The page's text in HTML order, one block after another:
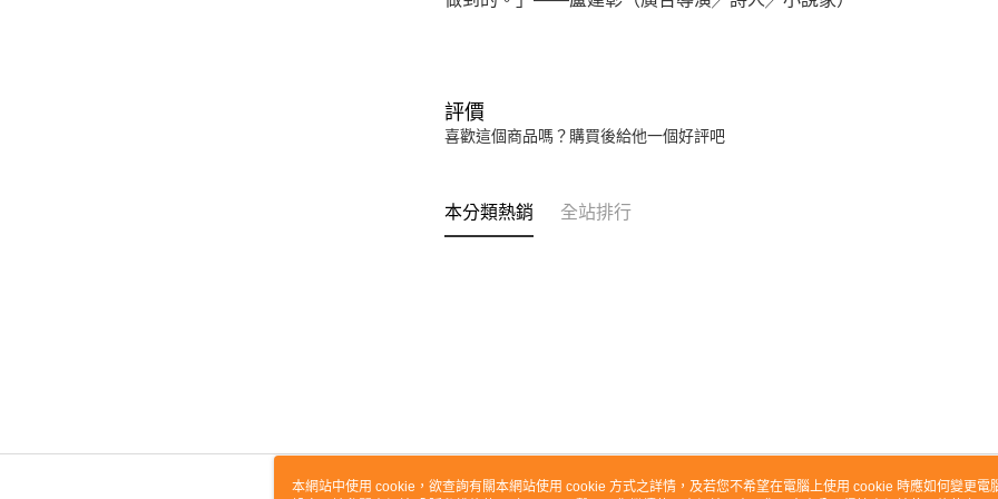
評價
喜歡這個商品嗎？購買後給他一個好評吧
本分類熱銷 全站排行
本網站中使用 cookie，欲查詢有關本網站使用 cookie 方式之詳情，及若您不希望在電腦上使用 cookie 時應如何變更電